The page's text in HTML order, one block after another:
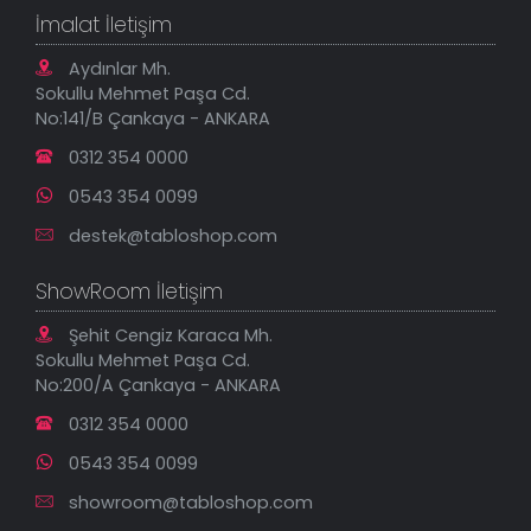
Geçerli İade Koşulları
Mesafeli Satış Sözleşmesi
Gizlilik Güvenlik Politikası
Tablonu Sen Tasarla
Tablo Saatler
Yeni Eklenenler
En Çok Satılanlar
İndirimli Tablolar
İmalat İletişim
Aydınlar Mh.
Sokullu Mehmet Paşa Cd.
No:141/B Çankaya - ANKARA
0312 354 0000
0543 354 0099
destek@tabloshop.com
ShowRoom İletişim
Şehit Cengiz Karaca Mh.
Sokullu Mehmet Paşa Cd.
No:200/A Çankaya - ANKARA
0312 354 0000
0543 354 0099
showroom@tabloshop.com